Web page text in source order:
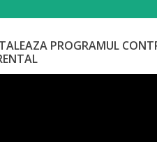
PROGRAMUL